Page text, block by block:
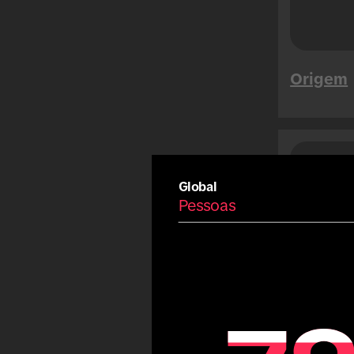
Origem
Global
Pessoas